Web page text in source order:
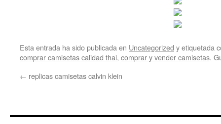
Esta entrada ha sido publicada en Uncategorized y etiquetada
comprar camisetas calidad thai, comprar y vender camisetas.
← replicas camisetas calvin klein